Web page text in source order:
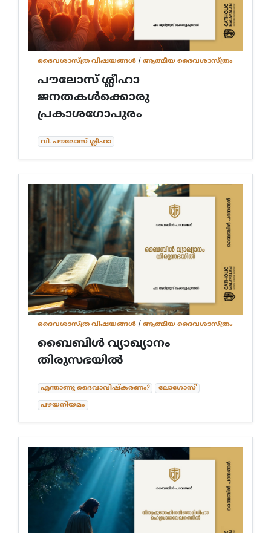
അജപാലന ദൈവശാസ്ത്രം
മാലാഖമാരെയും പിശാചുക്കളെയും കുറിച്ചുള്ള
യുഗാന്ത്യോന്മുഖ ദൈവശാസ്ത്രം
മരിയവിജ്ഞാനീയം
പരിശുദ്ധ റൂഹാ വിജ്ഞാനീയം
ഡോഗ്മ (മൗലികദൈവശാസ്ത്രം)
വെളിപാടും വിശ്വാസവും (മൗലിക ദൈവശാസ്ത്രം)
ദൈവശാസ്ത്രത്തിന് ആമുഖം
ദൈവശാസ്ത്ര വിഷയങ്ങള്‍ /ആത്മീയ ദൈവശാസ്ത്രം
പൗലോസ് ശ്ലീഹാ
ജനതകൾക്കൊരു
പ്രകാശഗോപുരം
വി. പൗലോസ് ശ്ലീഹാ
ദൈവശാസ്ത്ര വിഷയങ്ങള്‍ /ആത്മീയ ദൈവശാസ്ത്രം
ബൈബിൾ വ്യാഖ്യാനം
തിരുസഭയിൽ
എന്താണു ദൈവാവിഷ്കരണം?
ലോഗോസ്'
പഴയനിയമം